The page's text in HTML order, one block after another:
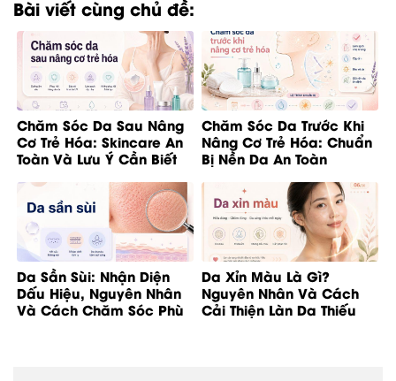
Bài viết cùng chủ đề:
Chăm Sóc Da Sau Nâng
Cơ Trẻ Hóa: Skincare An
Toàn Và Lưu Ý Cần Biết
Chăm Sóc Da Trước Khi
Nâng Cơ Trẻ Hóa: Chuẩn
Bị Nền Da An Toàn
Da Sần Sùi: Nhận Diện
Dấu Hiệu, Nguyên Nhân
Và Cách Chăm Sóc Phù
Da Xỉn Màu Là Gì?
Nguyên Nhân Và Cách
Cải Thiện Làn Da Thiếu